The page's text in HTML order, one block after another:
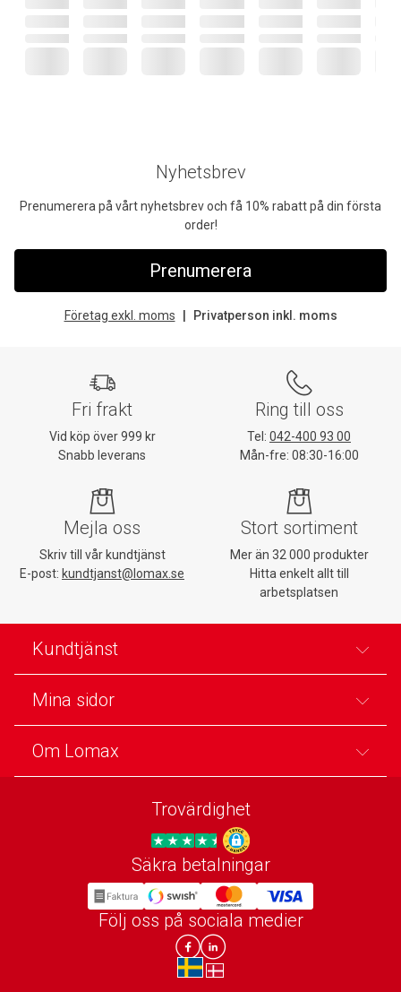
Nyhetsbrev
Prenumerera på vårt nyhetsbrev och få 10% rabatt på din första
order!
Prenumerera
Företag exkl. moms Privatperson inkl. moms
Fri frakt
Vid köp över 999 kr
Snabb leverans
Ring till oss
Tel: 042-400 93 00
Mån-fre: 08:30-16:00
Mejla oss
Skriv till vår kundtjänst
E-post: kundtjanst@lomax.se
Stort sortiment
Mer än 32 000 produkter
Hitta enkelt allt till
arbetsplatsen
Kundtjänst
Mina sidor
Om Lomax
Trovärdighet
Trygg E-handel
Säkra betalningar
Följ oss på sociala medier
Lomax DK Facebook
Lomax SE LinkIn
sv-SEda-DK